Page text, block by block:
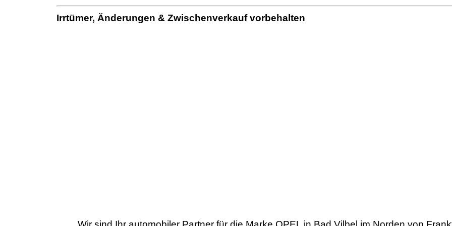
Irrtümer, Änderungen & Zwischenverkauf vorbehalten